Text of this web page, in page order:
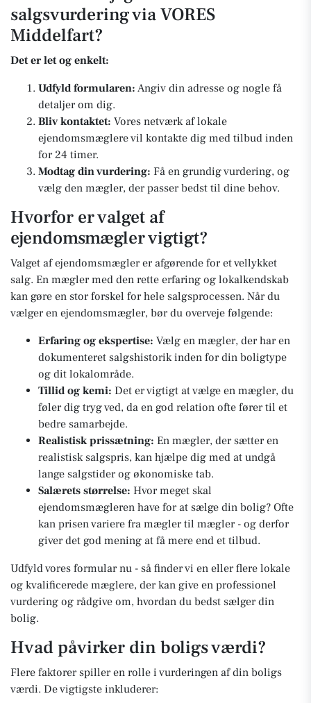
salgsvurdering via VORES
Middelfart?
Det er let og enkelt:
Udfyld formularen: Angiv din adresse og nogle få
detaljer om dig.
Bliv kontaktet: Vores netværk af lokale
ejendomsmæglere vil kontakte dig med tilbud inden
for 24 timer.
Modtag din vurdering: Få en grundig vurdering, og
vælg den mægler, der passer bedst til dine behov.
Hvorfor er valget af
ejendomsmægler vigtigt?
Valget af ejendomsmægler er afgørende for et vellykket
salg. En mægler med den rette erfaring og lokalkendskab
kan gøre en stor forskel for hele salgsprocessen. Når du
vælger en ejendomsmægler, bør du overveje følgende:
Erfaring og ekspertise: Vælg en mægler, der har en
dokumenteret salgshistorik inden for din boligtype
og dit lokalområde.
Tillid og kemi: Det er vigtigt at vælge en mægler, du
føler dig tryg ved, da en god relation ofte fører til et
bedre samarbejde.
Realistisk prissætning: En mægler, der sætter en
realistisk salgspris, kan hjælpe dig med at undgå
lange salgstider og økonomiske tab.
Salærets størrelse: Hvor meget skal
ejendomsmægleren have for at sælge din bolig? Ofte
kan prisen variere fra mægler til mægler - og derfor
giver det god mening at få mere end et tilbud.
Udfyld vores formular nu - så finder vi en eller flere lokale
og kvalificerede mæglere, der kan give en professionel
vurdering og rådgive om, hvordan du bedst sælger din
bolig.
Hvad påvirker din boligs værdi?
Flere faktorer spiller en rolle i vurderingen af din boligs
værdi. De vigtigste inkluderer: